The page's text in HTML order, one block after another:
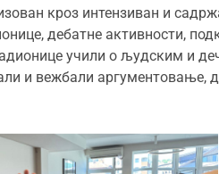
кроз интензиван и
дебатне активности,
учили о људским и
и вежбали аргументовање,